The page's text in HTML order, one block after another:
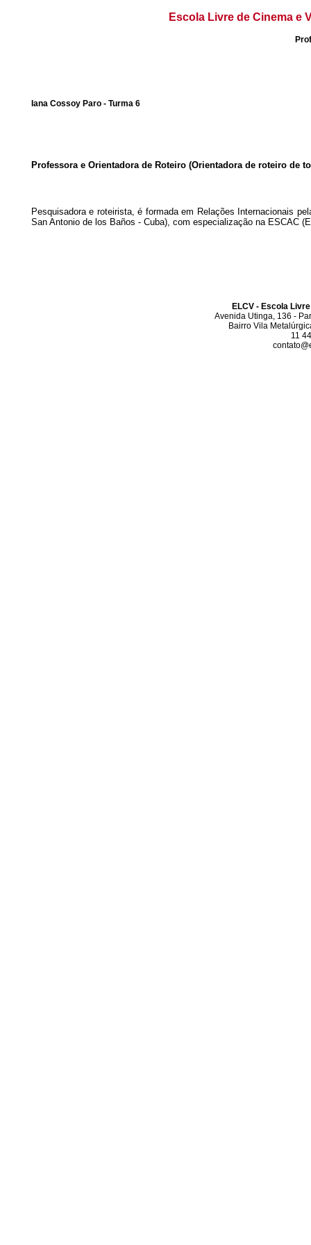
Escola Livre de Cinema e
Iana Cossoy Paro - Turma 6
Professora e Orientadora de Roteiro (Orientadora de roteiro de
Pesquisadora e roteirista, é formada em Relações Internacionais
San Antonio de los Baños - Cuba), com especialização na ESCAC
ELCV - Escola
Avenida Utinga, 136 -
Bairro Vila
11